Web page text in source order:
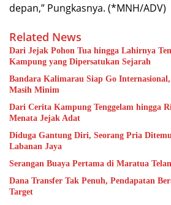
depan,” Pungkasnya. (*MNH/ADV)
Related News
Dari Jejak Pohon Tua hingga Lahirnya
Kampung yang Dipersatukan Sejarah
Bandara Kalimarau Siap Go
Masih Minim
Dari Cerita Kampung Tenggelam hingga
Menata Jejak Adat
Diduga Gantung Diri, Seorang Pria
Labanan Jaya
Serangan Buaya Pertama di Maratua
Dana Transfer Tak Penuh, Pendapatan
Target